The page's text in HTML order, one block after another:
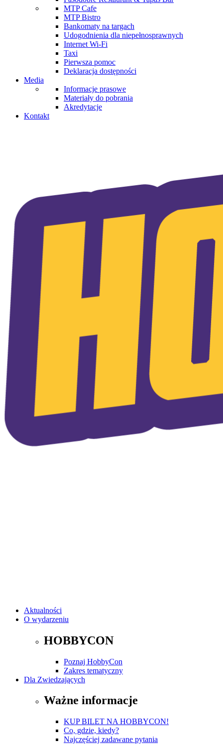
MTP Cafe
MTP Bistro
Bankomaty na targach
Udogodnienia dla niepełnosprawnych
Internet Wi-Fi
Taxi
Pierwsza pomoc
Deklaracja dostępności
Media
Informacje prasowe
Materiały do pobrania
Akredytacje
Kontakt
Aktualności
O wydarzeniu
HOBBYCON
Poznaj HobbyCon
Zakres tematyczny
Dla Zwiedzających
Ważne informacje
KUP BILET NA HOBBYCON!
Co, gdzie, kiedy?
Najczęściej zadawane pytania